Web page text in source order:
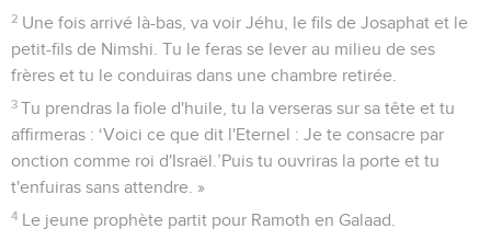
2 Une fois arrivé là-bas, va voir Jéhu, le fils de Josaphat et le
petit-fils de Nimshi. Tu le feras se lever au milieu de ses
frères et tu le conduiras dans une chambre retirée.
3 Tu prendras la fiole d'huile, tu la verseras sur sa tête et tu
affirmeras : ‘Voici ce que dit l'Eternel : Je te consacre par
onction comme roi d'Israël.’Puis tu ouvriras la porte et tu
t'enfuiras sans attendre. »
4 Le jeune prophète partit pour Ramoth en Galaad.